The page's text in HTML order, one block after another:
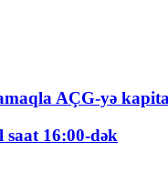
AÇG-yə
saat 16:00-dək